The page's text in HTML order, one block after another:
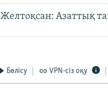
Желтоқсан: Азаттық
Бөлісу VPN-сіз оқу